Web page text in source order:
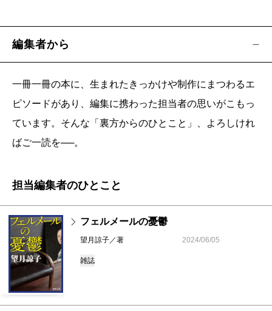
編集者から
一冊一冊の本に、生まれたきっかけや制作にまつわるエ
ピソードがあり、編集に携わった担当者の思いがこもっ
ています。そんな「裏方からのひとこと」、よろしけれ
ばご一読を──。
担当編集者のひとこと
フェルメールの憂鬱
望月諒子／著 2024/06/05
雑誌